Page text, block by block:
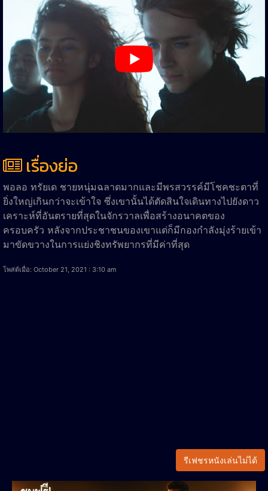
เรื่องย่อ
พอลอ ทรัยเด ชายหนุ่มฉลาดมากและมีพรสวรรค์มีโชคชะตาที่
ยิ่งใหญ่เกินกว่าจะเข้าใจ ซึ่งเขานั้นได้ตัดสินใจเดินทางไปยังดาว
เคราะห์ที่อันตรายที่สุดในจักรวาลเพื่อสร้างอนาคตของ
ครอบครัว หลังจากประชาชนของเขาแต่ก็มีกองกำลังมุ่งร้ายเข้า
มาขัดขวางในการแย่งชิงทรัพยากรที่มีค่าที่สุด
โพสต์เมื่อ: October 21, 2021 : 3:10 am
รีเฟชรหนังเล่นไม่ได้